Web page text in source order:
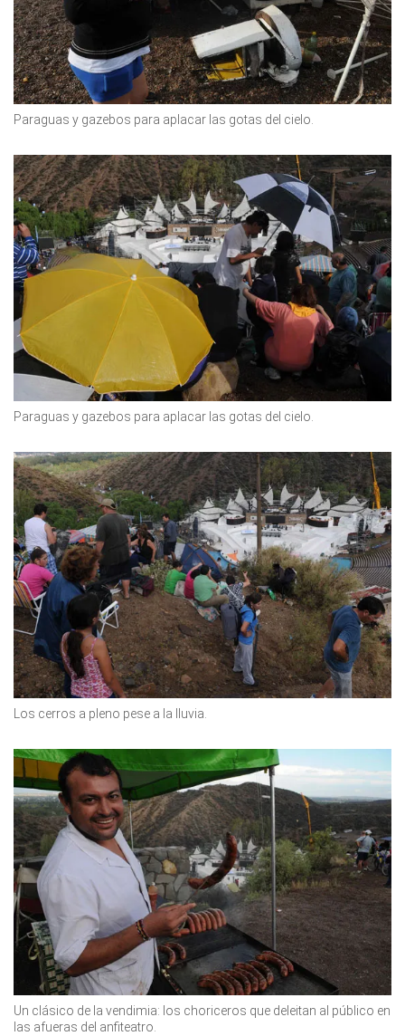
Paraguas y gazebos para aplacar las gotas del cielo.
Paraguas y gazebos para aplacar las gotas del cielo.
Los cerros a pleno pese a la lluvia.
Un clásico de la vendimia: los choriceros que deleitan al público en
las afueras del anfiteatro.